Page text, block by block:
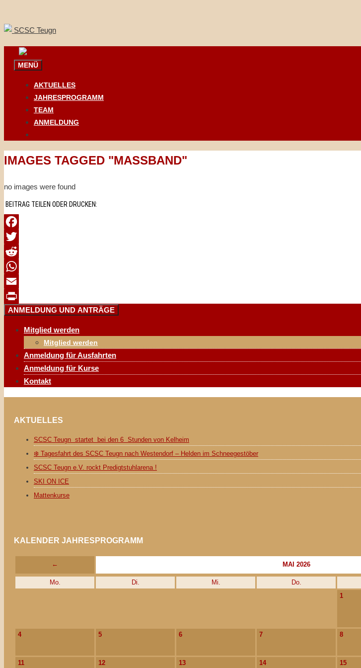
zum
Inhalt
MENÜ
AKTUELLES
JAHRESPROGRAMM
TEAM
ANMELDUNG
IMAGES TAGGED "MASSBAND"
no images were found
BEITRAG TEILEN ODER DRUCKEN:
Facebook
Twitter
Reddit
WhatsApp
Email
Print
ANMELDUNG UND ANTRÄGE
Mitglied werden
Mitglied werden
Anmeldung für Ausfahrten
Anmeldung für Kurse
Kontakt
AKTUELLES
SCSC Teugn startet bei den 6 Stunden von Kelheim
❄️ Tagesfahrt des SCSC Teugn nach Westendorf – Helden im Schneegestöber
SCSC Teugn e.V. rockt Predigtstuhlarena !
SKI ON ICE
Mattenkurse
KALENDER JAHRESPROGRAMM
← MAI 2026
Mo. Di. Mi. Do.
1
4 5 6 7 8
11 12 13 14 15